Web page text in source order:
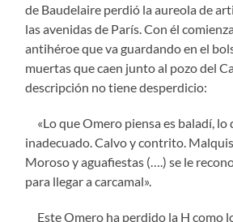
de Baudelaire perdió la aureola de
las avenidas de París. Con él
antihéroe que va guardando en el
muertas que caen junto al pozo del
descripción no tiene desperdicio:
«Lo que Omero piensa es baladí, lo
inadecuado. Calvo y contrito.
Moroso y aguafiestas (….) se le
para llegar a carcamal».
Este Omero ha perdido la H como